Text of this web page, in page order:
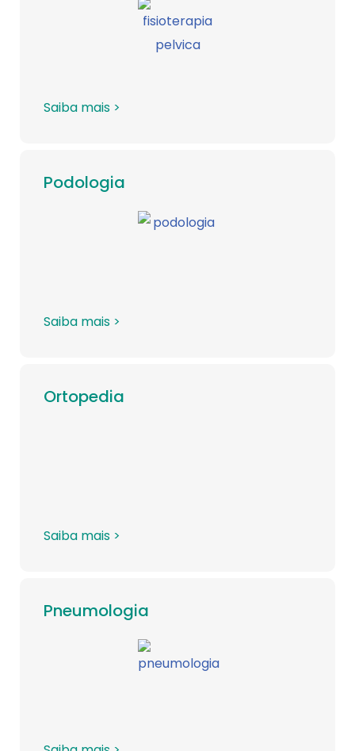
Saiba mais >
Podologia
Saiba mais >
Ortopedia
Saiba mais >
Pneumologia